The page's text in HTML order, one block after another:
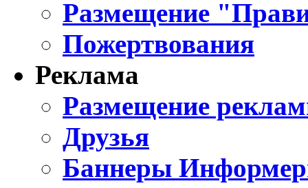
Размещение
Пожертвования
Реклама
Размещение
Друзья
Баннеры